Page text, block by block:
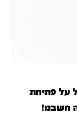
על פתיחת
חשבנו!